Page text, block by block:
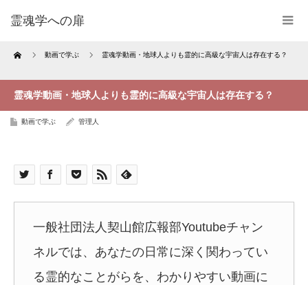
霊魂学への扉
Home 動画で学ぶ 霊魂学動画・地球人よりも霊的に高級な宇宙人は存在する？
霊魂学動画・地球人よりも霊的に高級な宇宙人は存在する？
動画で学ぶ 管理人
一般社団法人契山館広報部Youtubeチャン
ネルでは、あなたの日常に深く関わってい
る霊的なことがらを、わかりやすい動画に